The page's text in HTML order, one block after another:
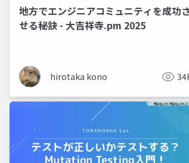
地方でエンジニアコミュニティを成功
せる秘訣 - 大吉祥寺.pm 2025
hirotaka kono